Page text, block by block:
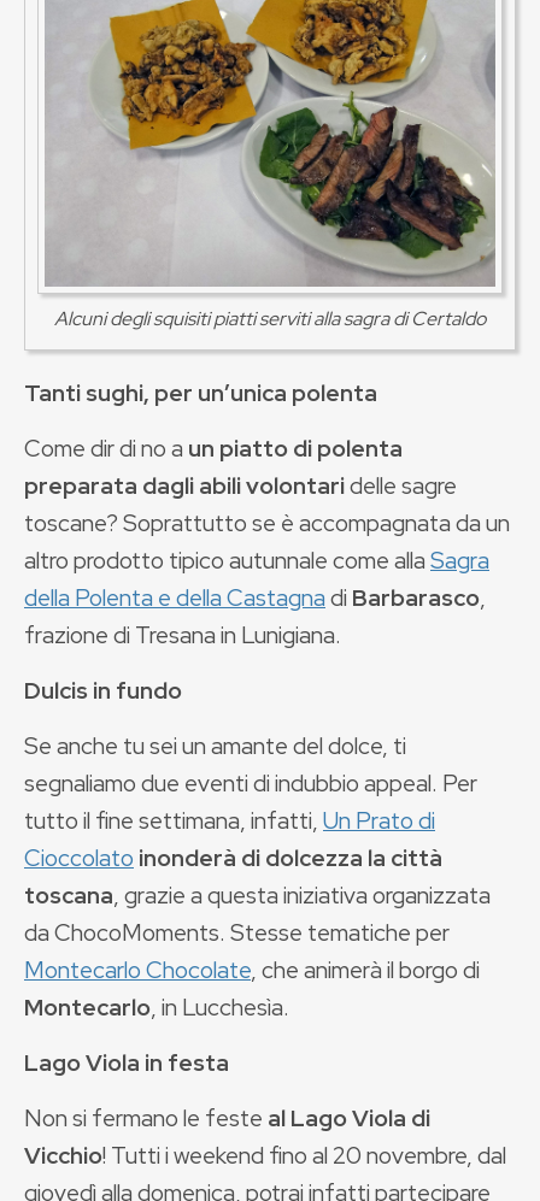
Alcuni degli squisiti piatti serviti alla sagra di Certaldo
Tanti sughi, per un’unica polenta
Come dir di no a un piatto di polenta
preparata dagli abili volontaridelle sagre
toscane? Soprattutto se è accompagnata da un
altro prodotto tipico autunnale come allaSagra
della Polenta e della Castagnadi Barbarasco,
frazione di Tresana in Lunigiana.
Dulcis in fundo
Se anche tu sei un amante del dolce, ti
segnaliamo due eventi di indubbio appeal. Per
tutto il fine settimana, infatti,Un Prato di
Cioccolato inonderà di dolcezza la città
toscana, grazie a questa iniziativa organizzata
da ChocoMoments. Stesse tematiche per
Montecarlo Chocolate, che animerà il borgo di
Montecarlo, in Lucchesìa.
Lago Viola in festa
Non si fermano le feste al Lago Viola di
Vicchio! Tutti i weekend fino al 20 novembre, dal
giovedì alla domenica, potrai infatti partecipare